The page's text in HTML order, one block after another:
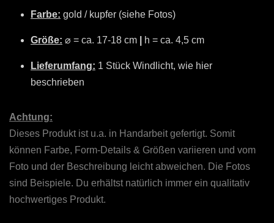
Farbe: gold / kupfer (siehe Fotos)
Größe: ⌀ = ca. 17-18 cm h = ca. 4,5 cm
Lieferumfang: 1 Stück Windlicht, wie hier
beschrieben
Achtung:
Dieses Produkt ist u.a. in Handarbeit gefertigt. Somit
können Farbe, Form-Details & Größen variieren und vom
Foto und der Beschreibung leicht abweichen. Die Fotos
sind Beispiele. Du erhältst natürlich immer ein qualitativ
hochwertiges Produkt.